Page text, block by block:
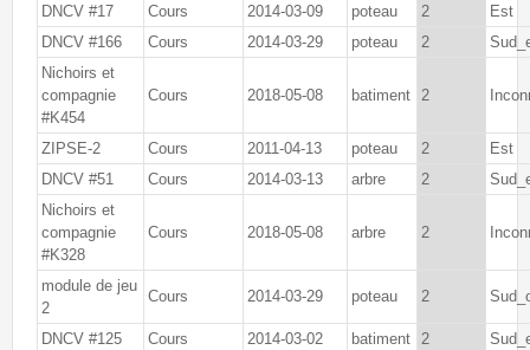
DNCV #17
Cours 2014-03-09 poteau 2
Est
DNCV #166
Cours 2014-03-29 poteau 2
Nichoirs et
compagnie
#K454
Cours 2018-05-08 batiment 2
ZIPSE-2 Cours 2011-04-13 poteau 2
Est
DNCV #51
Cours 2014-03-13 arbre 2
Nichoirs et
compagnie
#K328
Cours 2018-05-08 arbre 2
module de jeu
2
Cours 2014-03-29 poteau 2
DNCV #125 Cours 2014-03-02 batiment 2